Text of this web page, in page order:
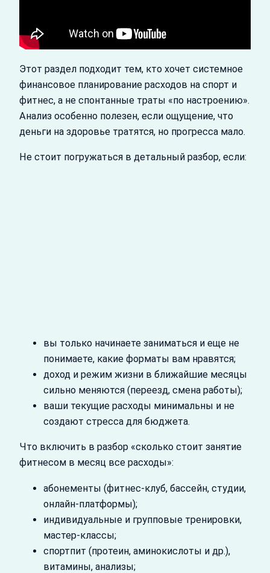
Этот раздел подходит тем, кто хочет системное
финансовое планирование расходов на спорт и
фитнес, а не спонтанные траты «по настроению».
Анализ особенно полезен, если ощущение, что
деньги на здоровье тратятся, но прогресса мало.
Не стоит погружаться в детальный разбор, если:
вы только начинаете заниматься и еще не
понимаете, какие форматы вам нравятся;
доход и режим жизни в ближайшие месяцы
сильно меняются (переезд, смена работы);
ваши текущие расходы минимальны и не
создают стресса для бюджета.
Что включить в разбор «сколько стоит занятие
фитнесом в месяц все расходы»:
абонементы (фитнес‑клуб, бассейн, студии,
онлайн‑платформы);
индивидуальные и групповые тренировки,
мастер‑классы;
спортпит (протеин, аминокислоты и др.),
витамины, анализы;